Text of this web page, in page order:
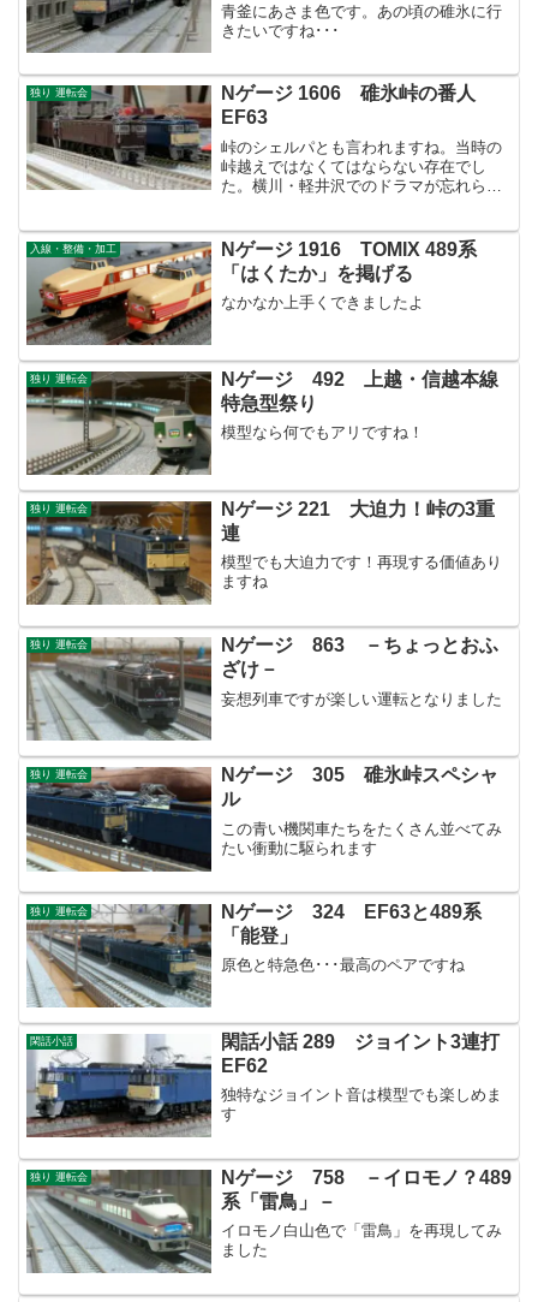
青釜にあさま色です。あの頃の碓氷に行
きたいですね･･･
独り 運転会
Nゲージ 1606 碓氷峠の番人
EF63
峠のシェルパとも言われますね。当時の
峠越えではなくてはならない存在でし
た。横川・軽井沢でのドラマが忘れられ
入線・整備・加工
Nゲージ 1916 TOMIX 489系
「はくたか」を掲げる
なかなか上手くできましたよ
独り 運転会
Nゲージ 492 上越・信越本線
特急型祭り
模型なら何でもアリですね！
独り 運転会
Nゲージ 221 大迫力！峠の3重
連
模型でも大迫力です！再現する価値あり
ますね
独り 運転会
Nゲージ 863 －ちょっとおふ
ざけ－
妄想列車ですが楽しい運転となりました
独り 運転会
Nゲージ 305 碓氷峠スペシャ
ル
この青い機関車たちをたくさん並べてみ
たい衝動に駆られます
独り 運転会
Nゲージ 324 EF63と489系
「能登」
原色と特急色･･･最高のペアですね
閑話小話
閑話小話 289 ジョイント3連打
EF62
独特なジョイント音は模型でも楽しめま
す
独り 運転会
Nゲージ 758 －イロモノ？489
系「雷鳥」－
イロモノ白山色で「雷鳥」を再現してみ
ました